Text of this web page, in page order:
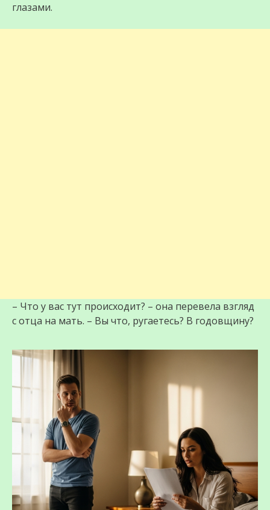
глазами.
– Что у вас тут происходит? – она перевела взгляд
с отца на мать. – Вы что, ругаетесь? В годовщину?